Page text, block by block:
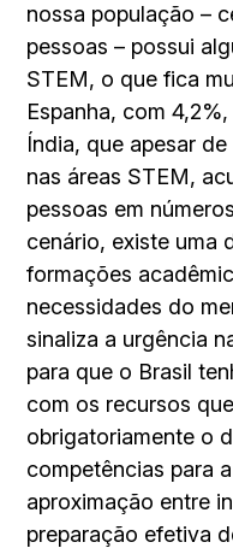
nossa população –
pessoas – possui
STEM, o que fica
Espanha, com
Índia, que apesar
nas áreas STEM,
pessoas em
cenário, existe uma
formações
necessidades do
sinaliza a urgência
para que o Brasil
com os recursos
obrigatoriamente o
competências para
aproximação entre
preparação efetiva